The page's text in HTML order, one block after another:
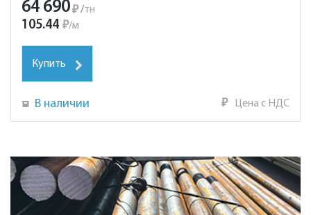
64 690₽ /тн
105.44 ₽/м
Купить
В наличии ₽ Цена с НДС